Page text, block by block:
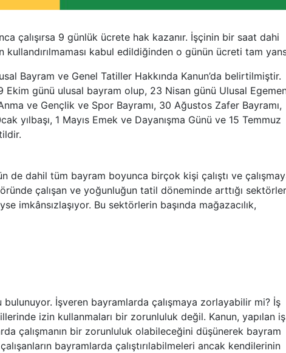
çalışırsa 9 günlük ücrete hak kazanır. İşçinin bir saat dahi
kullandırılmaması kabul edildiğinden o günün ücreti tam
Bayram ve Genel Tatiller Hakkında Kanun’da belirtilmiştir.
günü ulusal bayram olup, 23 Nisan günü Ulusal
ve Gençlik ve Spor Bayramı, 30 Ağustos Zafer Bayramı,
yılbaşı, 1 Mayıs Emek ve Dayanışma Günü ve 15 Temmuz
de dahil tüm bayram boyunca birçok kişi çalıştı ve
çalışan ve yoğunluğun tatil döneminde arttığı
imkânsızlaşıyor. Bu sektörlerin başında mağazacılık,
bulunuyor. İşveren bayramlarda çalışmaya zorlayabilir mi? İş
izin kullanmaları bir zorunluluk değil. Kanun, yapılan
çalışmanın bir zorunluluk olabileceğini düşünerek bayram
bayramlarda çalıştırılabilmeleri ancak kendilerinin